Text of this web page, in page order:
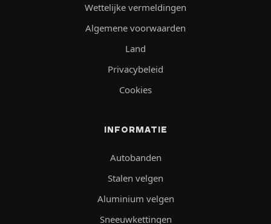
Wettelijke vermeldingen
Algemene voorwaarden
Land
Privacybeleid
Cookies
INFORMATIE
Autobanden
Stalen velgen
Aluminium velgen
Sneeuwkettingen